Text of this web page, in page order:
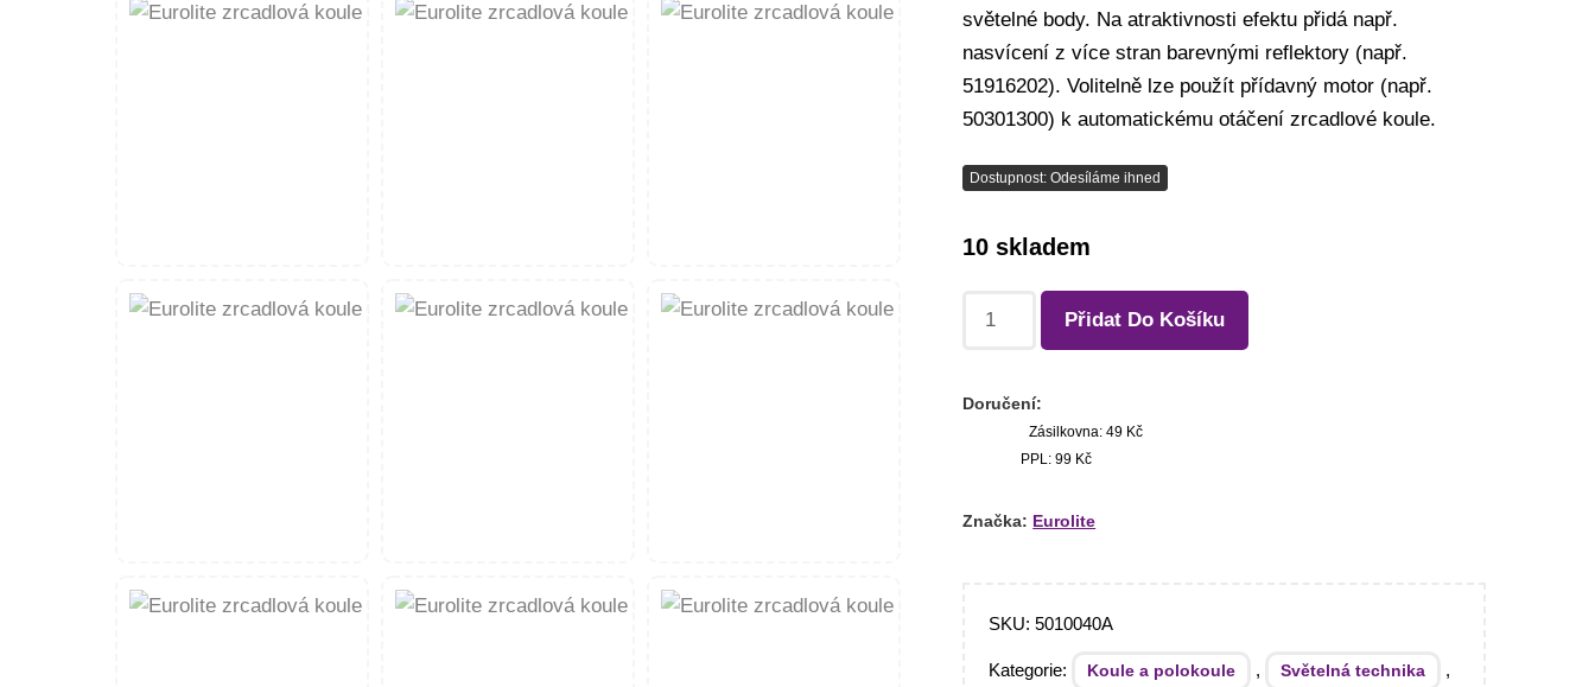
světelné body. Na atraktivnosti efektu přidá např.
nasvícení z více stran barevnými reflektory (např.
51916202). Volitelně lze použít přídavný motor (např.
50301300) k automatickému otáčení zrcadlové koule.
Dostupnost: Odesíláme ihned
10 skladem
Přidat Do Košíku
Doručení:
Zásilkovna: 49 Kč
PPL: 99 Kč
Značka: Eurolite
SKU:5010040A
Kategorie: Koule a polokoule , Světelná technika ,